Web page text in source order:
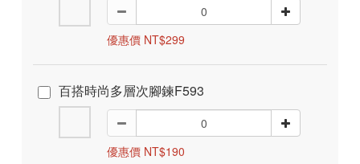
優惠價 NT$299
百搭時尚多層次腳鍊F593
優惠價 NT$190